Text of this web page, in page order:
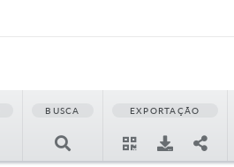
BUSCA EXPORTAÇÃO